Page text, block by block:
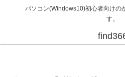
パソコン(Windows10)初心者向けの
す。